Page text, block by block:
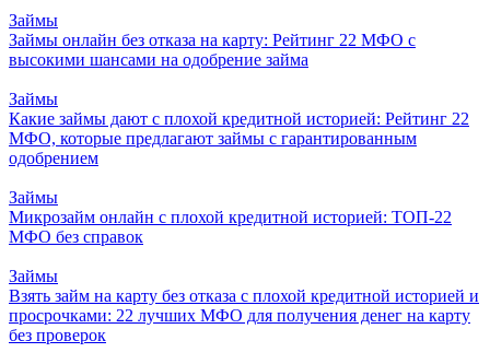
Займы
Займы онлайн без отказа на карту: Рейтинг 22 МФО с
высокими шансами на одобрение займа
Займы
Какие займы дают с плохой кредитной историей: Рейтинг 22
МФО, которые предлагают займы с гарантированным
одобрением
Займы
Микрозайм онлайн с плохой кредитной историей: ТОП-22
МФО без справок
Займы
Взять займ на карту без отказа с плохой кредитной историей и
просрочками: 22 лучших МФО для получения денег на карту
без проверок